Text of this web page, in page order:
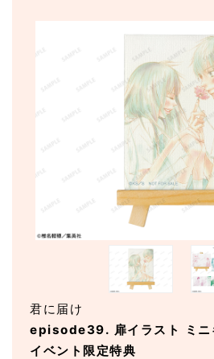
episode39. 扉イラスト ミニ
イベント限定特典
君に届け